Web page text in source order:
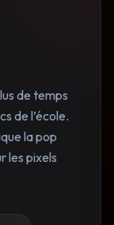
de temps
de l’école.
la pop
les pixels